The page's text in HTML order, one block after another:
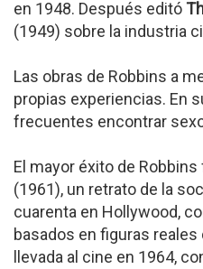
en 1948. Después editó
(1949) sobre la industria
Las obras de Robbins a
propias experiencias. En
frecuentes encontrar
El mayor éxito de Robbins
(1961), un retrato de la
cuarenta en Hollywood,
basados en figuras reales
llevada al cine en 1964,